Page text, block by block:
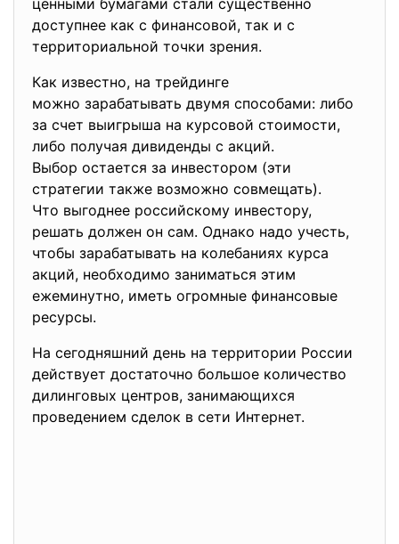
ценными бумагами стали существенно
доступнее как с финансовой, так и с
территориальной точки зрения.
Как известно, на трейдинге
можно зарабатывать двумя способами: либо
за счет выигрыша на курсовой стоимости,
либо получая дивиденды с акций.
Выбор остается за инвестором (эти
стратегии также возможно совмещать).
Что выгоднее российскому инвестору,
решать должен он сам. Однако надо учесть,
чтобы зарабатывать на колебаниях курса
акций, необходимо заниматься этим
ежеминутно, иметь огромные финансовые
ресурсы.
На сегодняшний день на территории России
действует достаточно большое количество
дилинговых центров, занимающихся
проведением сделок в сети Интернет.